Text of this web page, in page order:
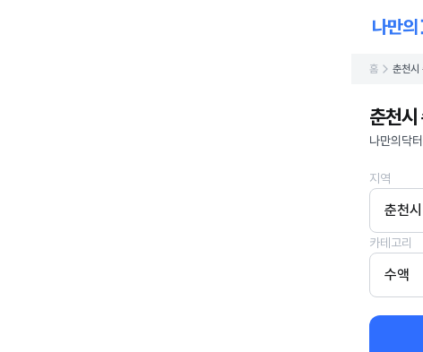
홈 춘천시
춘천
나만의닥
지역
춘천시
카테고리
수액